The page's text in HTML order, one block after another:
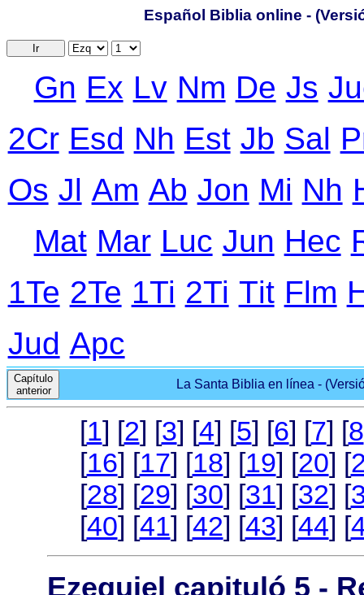
Español Biblia online -
Ir
Gn Ex Lv Nm De Js
2Cr Еsd Nh Еst Jb Sal
Оs Jl Аm Ab Jon Mi Nh
Mat Mar Luc Jun Hec
1Te 2Te 1Ti 2Ti Тit Flm
Jud Apc
Capítulo
anterior
La Santa Biblia en línea -
[1] [2] [3] [4] [5] [6] [7] [8
[16] [17] [18] [19] [20] [
[28] [29] [30] [31] [32] [
[40] [41] [42] [43] [44] [
Ezequiel capituló 5 -